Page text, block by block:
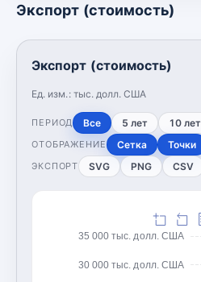
Экспорт (стоимость)
Экспорт (стоимость)
Ед. изм.: тыс. долл. США
ПЕРИОД Все 5 лет 10 лет
ОТОБРАЖЕНИЕ Сетка Точки
ЭКСПОРТ SVG PNG CSV
30 000 тыс. долл. США
35 000 тыс. долл. США